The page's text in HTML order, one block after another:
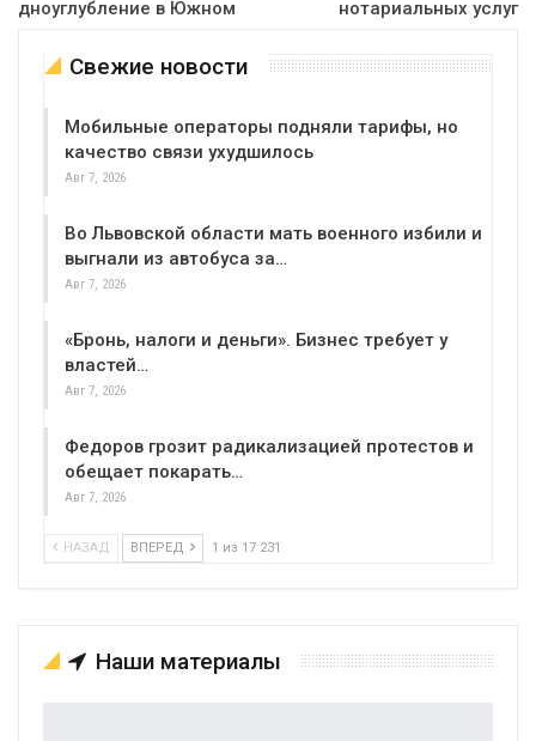
дноуглубление в Южном
нотариальных услуг
Свежие новости
Мобильные операторы подняли тарифы, но
качество связи ухудшилось
Авг 7, 2026
Во Львовской области мать военного избили и
выгнали из автобуса за…
Авг 7, 2026
«Бронь, налоги и деньги». Бизнес требует у
властей…
Авг 7, 2026
Федоров грозит радикализацией протестов и
обещает покарать…
Авг 7, 2026
НАЗАД ВПЕРЕД 1 из 17 231
Наши материалы